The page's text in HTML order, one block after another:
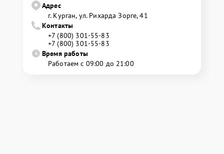
Адрес
г. Курган, ул. Рихарда Зорге, 41
Контакты
+7 (800) 301-55-83
+7 (800) 301-55-83
Время работы
Работаем с 09:00 до 21:00